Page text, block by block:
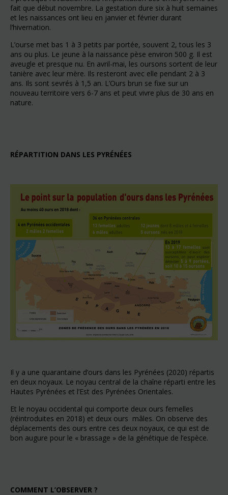
fait que début novembre. La gestation dure six à huit semaines
et les naissances ont lieu en janvier et février durant
l’hivernation.
L’ourse met bas 1 à 3 petits par portée, souvent 2, tous les 3
ans ou plus. Le jeune à la naissance pèse environ 500 g. Il est
aveugle et presque nu. En avril-mai, les oursons sortent de leur
tanière avec leur mère. Ils resteront avec elle pendant 2 à 3
ans. Ils sont sevrés à 1,5 an. L’Ours brun se fixe sur un
nouveau territoire vers 6-7 ans et peut vivre plus de 30 ans en
nature.
RÉPARTITION DANS LES PYRÉNÉES
Il y a une quarantaine d’ours dans les Pyrénées (2020) répartis
en deux noyaux. Le noyau central de la chaîne réparti entre les
Hautes Pyrénées et l’Est des Pyrénées Orientales.
Et le noyau occidental qui comporte deux ours femelles
(réintroduites en 2018) et deux ours mâles. On observe des
déplacements des ours entre ces deux noyaux, ce qui est de
bon augure pour le « brassage » de la génétique de l’espèce.
COMMENT L’OBSERVER ?